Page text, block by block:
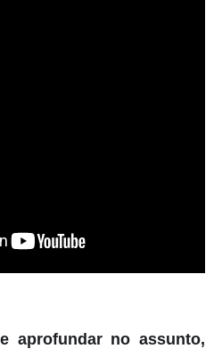
aprofundar no assunto,